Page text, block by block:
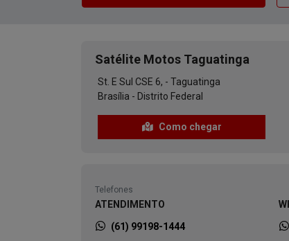
Satélite Motos Taguatinga
St. E Sul CSE 6, - Taguatinga
Brasília - Distrito Federal
Como chegar
Telefones
ATENDIMENTO
(61) 99198-1444